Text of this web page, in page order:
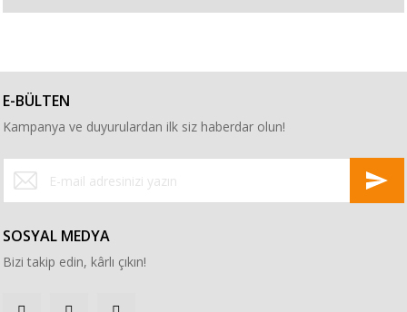
E-BÜLTEN
Kampanya ve duyurulardan ilk siz haberdar olun!
SOSYAL MEDYA
Bizi takip edin, kârlı çıkın!